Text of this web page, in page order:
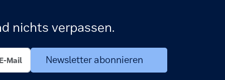
nichts verpassen.
Newsletter abonnieren